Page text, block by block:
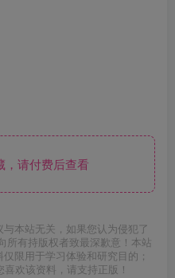
请付费后查看
本站无关，如果您认为侵犯了
所有持版权者致最深歉意！本站
限用于学习体验和研究目的；
欢该资料，请支持正版！